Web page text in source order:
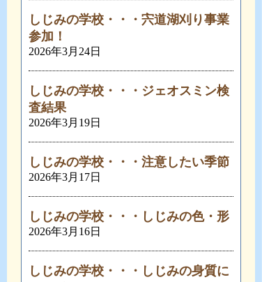
しじみの学校・・・宍道湖刈り事業
参加！
2026年3月24日
しじみの学校・・・ジェオスミン検
査結果
2026年3月19日
しじみの学校・・・注意したい季節
2026年3月17日
しじみの学校・・・しじみの色・形
2026年3月16日
しじみの学校・・・しじみの身質に